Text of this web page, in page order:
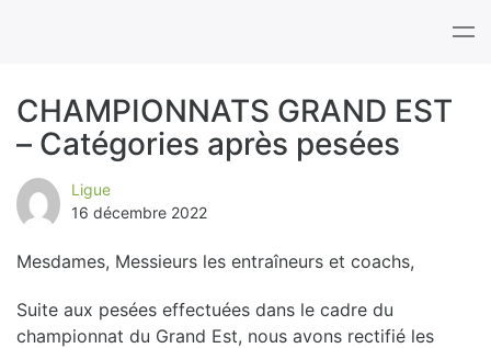
B
l
o
g
CHAMPIONNATS GRAND EST
– Catégories après pesées
Ligue
16 décembre 2022
Mesdames, Messieurs les entraîneurs et coachs,
Suite aux pesées effectuées dans le cadre du
championnat du Grand Est, nous avons rectifié les